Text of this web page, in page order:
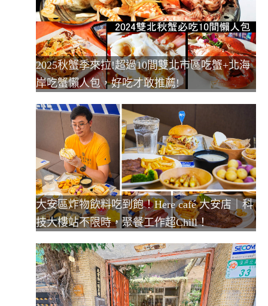
2025秋蟹季來拉!超過10間雙北市區吃蟹+北海
岸吃蟹懶人包，好吃才敢推薦!
大安區炸物飲料吃到飽！Here café 大安店｜科
技大樓站不限時，聚餐工作超Chill！